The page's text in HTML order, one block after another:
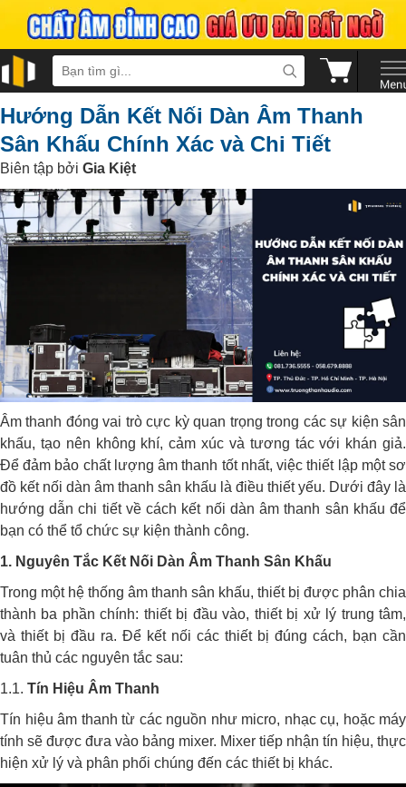
Hướng Dẫn Kết Nối Dàn Âm Thanh
Sân Khấu Chính Xác và Chi Tiết
Biên tập bởi Gia Kiệt
Âm thanh đóng vai trò cực kỳ quan trọng trong các sự kiện sân
khấu, tạo nên không khí, cảm xúc và tương tác với khán giả.
Để đảm bảo chất lượng âm thanh tốt nhất, việc thiết lập một sơ
đồ kết nối dàn âm thanh sân khấu là điều thiết yếu. Dưới đây là
hướng dẫn chi tiết về cách kết nối dàn âm thanh sân khấu để
bạn có thể tổ chức sự kiện thành công.
1. Nguyên Tắc Kết Nối Dàn Âm Thanh Sân Khấu
Trong một hệ thống âm thanh sân khấu, thiết bị được phân chia
thành ba phần chính: thiết bị đầu vào, thiết bị xử lý trung tâm,
và thiết bị đầu ra. Để kết nối các thiết bị đúng cách, bạn cần
tuân thủ các nguyên tắc sau:
1.1. Tín Hiệu Âm Thanh
Tín hiệu âm thanh từ các nguồn như micro, nhạc cụ, hoặc máy
tính sẽ được đưa vào bảng mixer. Mixer tiếp nhận tín hiệu, thực
hiện xử lý và phân phối chúng đến các thiết bị khác.